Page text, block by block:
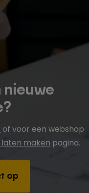
nieuwe
of voor een webshop
maken pagina.
op